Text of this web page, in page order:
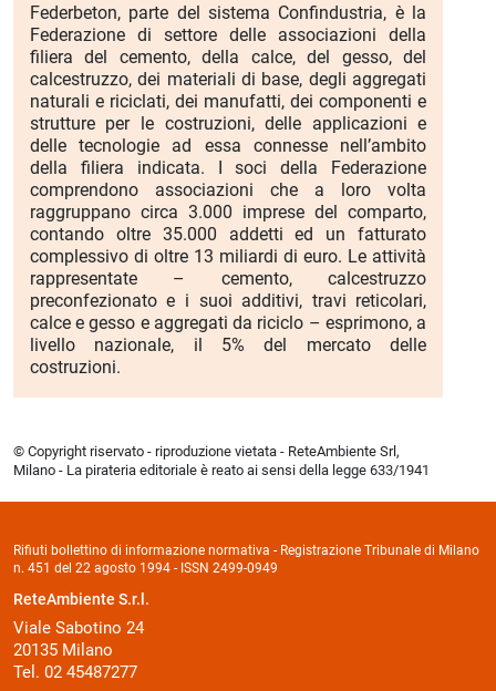
Federbeton, parte del sistema Confindustria, è la
Federazione di settore delle associazioni della
filiera del cemento, della calce, del gesso, del
calcestruzzo, dei materiali di base, degli aggregati
naturali e riciclati, dei manufatti, dei componenti e
strutture per le costruzioni, delle applicazioni e
delle tecnologie ad essa connesse nell’ambito
della filiera indicata. I soci della Federazione
comprendono associazioni che a loro volta
raggruppano circa 3.000 imprese del comparto,
contando oltre 35.000 addetti ed un fatturato
complessivo di oltre 13 miliardi di euro. Le attività
rappresentate – cemento, calcestruzzo
preconfezionato e i suoi additivi, travi reticolari,
calce e gesso e aggregati da riciclo – esprimono, a
livello nazionale, il 5% del mercato delle
costruzioni.
© Copyright riservato - riproduzione vietata - ReteAmbiente Srl,
Milano - La pirateria editoriale è reato ai sensi della legge 633/1941
Rifiuti bollettino di informazione normativa - Registrazione Tribunale di Milano
n. 451 del 22 agosto 1994 - ISSN 2499-0949
ReteAmbiente S.r.l.
Viale Sabotino 24
20135 Milano
Tel. 02 45487277